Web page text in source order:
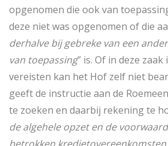
opgenomen die ook van
deze niet was opgenomen of die
derhalve bij gebreke van een
van toepassing” is. Of in deze
vereisten kan het Hof zelf niet
geeft de instructie aan de
te zoeken en daarbij rekening te
de algehele opzet en de